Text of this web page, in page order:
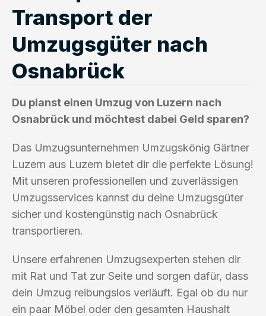
Transport der
Umzugsgüter nach
Osnabrück
Du planst einen Umzug von Luzern nach
Osnabrück und möchtest dabei Geld sparen?
Das Umzugsunternehmen Umzugskönig Gärtner
Luzern aus Luzern bietet dir die perfekte Lösung!
Mit unseren professionellen und zuverlässigen
Umzugsservices kannst du deine Umzugsgüter
sicher und kostengünstig nach Osnabrück
transportieren.
Unsere erfahrenen Umzugsexperten stehen dir
mit Rat und Tat zur Seite und sorgen dafür, dass
dein Umzug reibungslos verläuft. Egal ob du nur
ein paar Möbel oder den gesamten Haushalt